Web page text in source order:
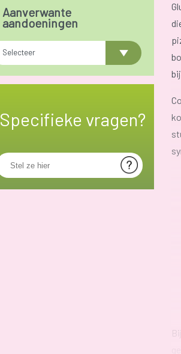
Aanverwante
aandoeningen
Selecteer
Specifieke vragen?